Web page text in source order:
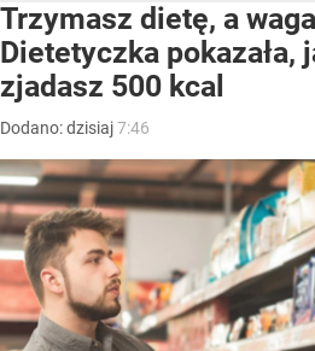
Trzymasz dietę, a
Dietetyczka pokazała,
zjadasz 500 kcal
Dodano:dzisiaj7:46